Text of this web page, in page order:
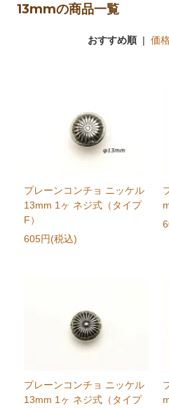
13mmの商品一覧
おすすめ順| 価
プレーンコンチョ ニッケル
13mm 1ヶ ネジ式（タイプ
F）
605円(税込)
プレーンコンチョ ニッケル
13mm 1ヶ ネジ式（タイプ